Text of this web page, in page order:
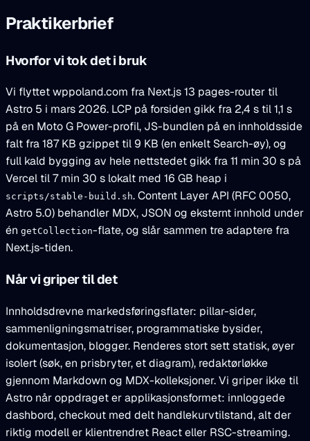
Praktikerbrief
Hvorfor vi tok det i bruk
Vi flyttet wppoland.com fra Next.js 13 pages-router til
Astro 5 i mars 2026. LCP på forsiden gikk fra 2,4 s til 1,1 s
på en Moto G Power-profil, JS-bundlen på en innholdsside
falt fra 187 KB gzippet til 9 KB (en enkelt Search-øy), og
full kald bygging av hele nettstedet gikk fra 11 min 30 s på
Vercel til 7 min 30 s lokalt med 16 GB heap i
scripts/stable-build.sh. Content Layer API (RFC 0050,
Astro 5.0) behandler MDX, JSON og eksternt innhold under
én getCollection-flate, og slår sammen tre adaptere fra
Next.js-tiden.
Når vi griper til det
Innholdsdrevne markedsføringsflater: pillar-sider,
sammenligningsmatriser, programmatiske bysider,
dokumentasjon, blogger. Renderes stort sett statisk, øyer
isolert (søk, en prisbryter, et diagram), redaktørløkke
gjennom Markdown og MDX-kolleksjoner. Vi griper ikke til
Astro når oppdraget er applikasjonsformet: innloggede
dashbord, checkout med delt handlekurvtilstand, alt der
riktig modell er klientrendret React eller RSC-streaming.